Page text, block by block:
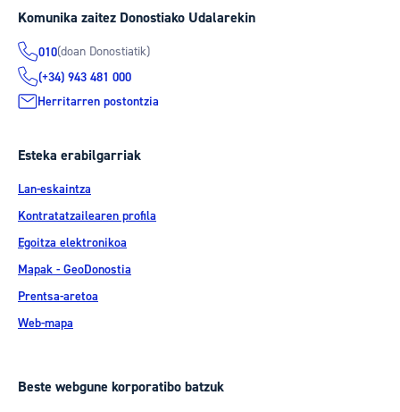
Komunika zaitez Donostiako Udalarekin
010(doan Donostiatik)
(+34) 943 481 000
Herritarren postontzia
Esteka erabilgarriak
Lan-eskaintza
Kontratatzailearen profila
Egoitza elektronikoa
Mapak - GeoDonostia
Prentsa-aretoa
Web-mapa
Beste webgune korporatibo batzuk